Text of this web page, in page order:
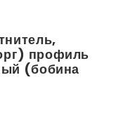
профиль
(бобина